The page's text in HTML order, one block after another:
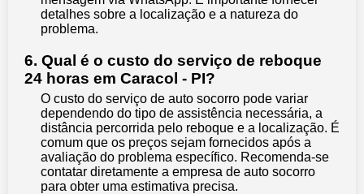
detalhes sobre a localização e a natureza do
problema.
6. Qual é o custo do serviço de reboque
24 horas em Caracol - PI?
O custo do serviço de auto socorro pode variar
dependendo do tipo de assistência necessária, a
distância percorrida pelo reboque e a localização. É
comum que os preços sejam fornecidos após a
avaliação do problema específico. Recomenda-se
contatar diretamente a empresa de auto socorro
para obter uma estimativa precisa.